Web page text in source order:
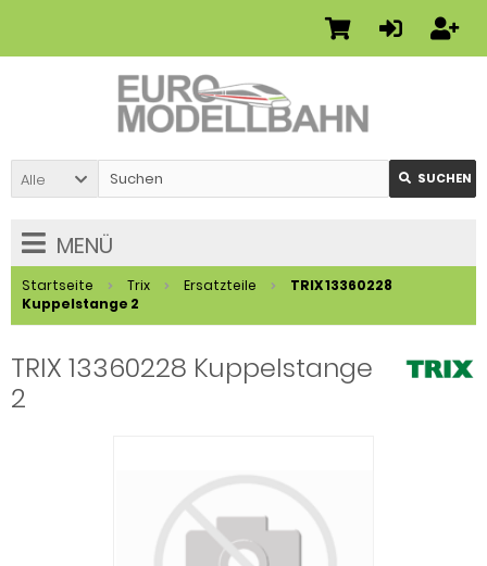
Alle SUCHEN
MENÜ
Startseite Trix Ersatzteile
TRIX 13360228
Kuppelstange 2
TRIX 13360228 Kuppelstange
2